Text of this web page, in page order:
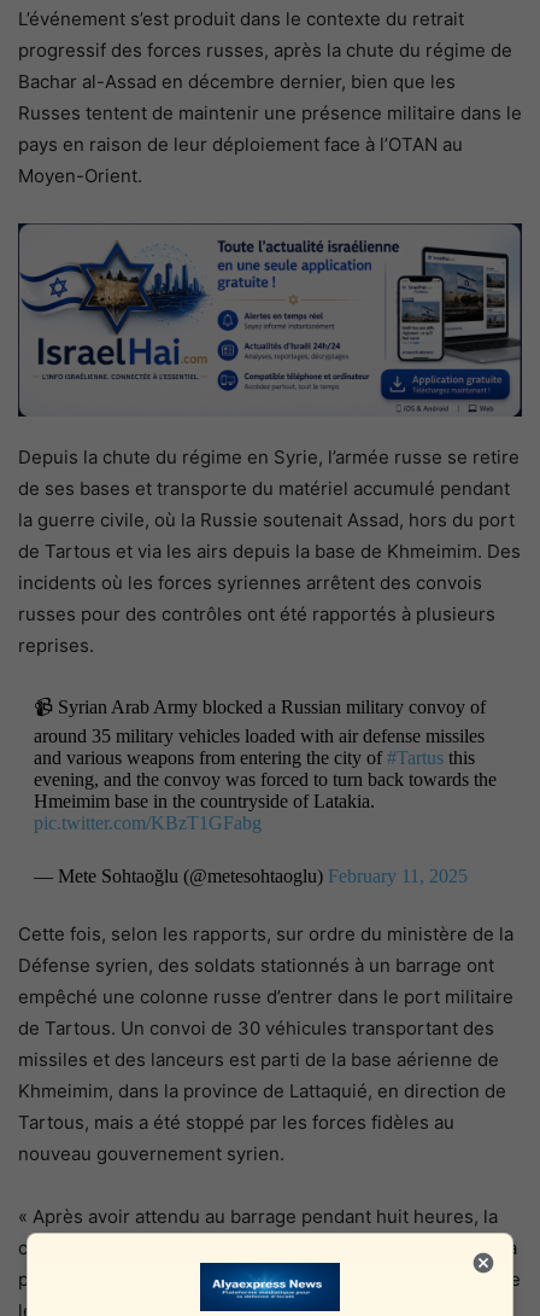
L’événement s’est produit dans le contexte du retrait
progressif des forces russes, après la chute du régime de
Bachar al-Assad en décembre dernier, bien que les
Russes tentent de maintenir une présence militaire dans le
pays en raison de leur déploiement face à l’OTAN au
Moyen-Orient.
Depuis la chute du régime en Syrie, l’armée russe se retire
de ses bases et transporte du matériel accumulé pendant
la guerre civile, où la Russie soutenait Assad, hors du port
de Tartous et via les airs depuis la base de Khmeimim. Des
incidents où les forces syriennes arrêtent des convois
russes pour des contrôles ont été rapportés à plusieurs
reprises.
📹 Syrian Arab Army blocked a Russian military convoy of
around 35 military vehicles loaded with air defense missiles
and various weapons from entering the city of#Tartusthis
evening, and the convoy was forced to turn back towards the
Hmeimim base in the countryside of Latakia.
pic.twitter.com/KBzT1GFabg
— Mete Sohtaoğlu (@metesohtaoglu) February 11, 2025
Cette fois, selon les rapports, sur ordre du ministère de la
Défense syrien, des soldats stationnés à un barrage ont
empêché une colonne russe d’entrer dans le port militaire
de Tartous. Un convoi de 30 véhicules transportant des
missiles et des lanceurs est parti de la base aérienne de
Khmeimim, dans la province de Lattaquié, en direction de
Tartous, mais a été stoppé par les forces fidèles au
nouveau gouvernement syrien.
« Après avoir attendu au barrage pendant huit heures, la
colonne a dû revenir à la base de Khmeimim », a indiqué la
presse. Une vidéo diffusée sur les réseaux sociaux montre
les soldats syriens ordonnant à la colonne de faire demi-